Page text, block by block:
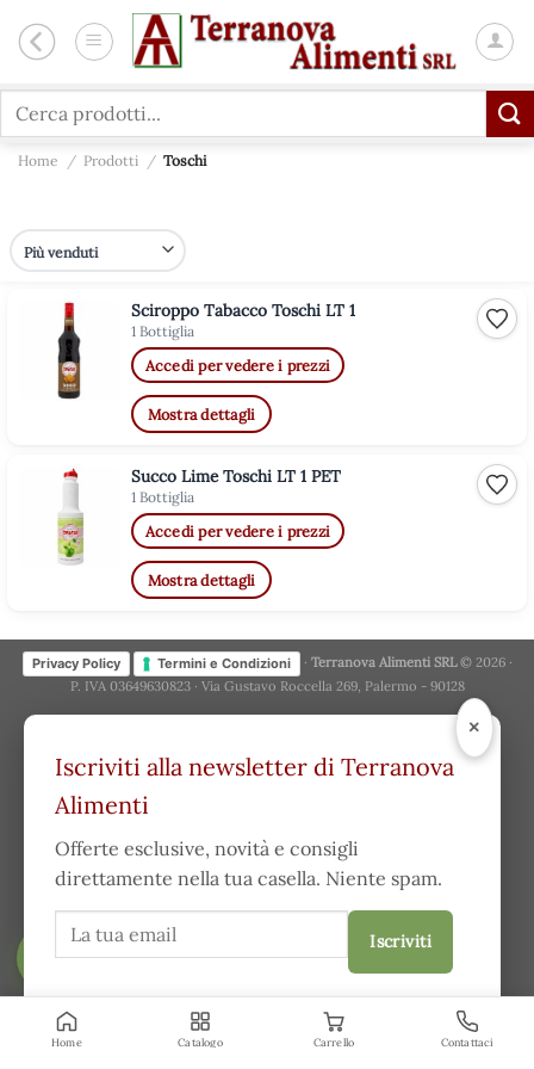
Cerca:
Home / Prodotti / Toschi
Sciroppo Tabacco Toschi LT 1
1 Bottiglia
Accedi per vedere i prezzi
Mostra dettagli
Succo Lime Toschi LT 1 PET
1 Bottiglia
Accedi per vedere i prezzi
Mostra dettagli
Privacy Policy Termini e Condizioni · Terranova Alimenti SRL© 2026 ·
P. IVA 03649630823 · Via Gustavo Roccella 269, Palermo - 90128
×
Iscriviti alla newsletter di Terranova
Alimenti
Offerte esclusive, novità e consigli
direttamente nella tua casella. Niente spam.
Iscriviti
Acconsento a ricevere comunicazioni e ho letto la
privacy
Home Catalogo Carrello Contattaci